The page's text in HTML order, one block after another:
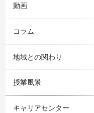
動画
コラム
地域との関わり
授業風景
キャリアセンター